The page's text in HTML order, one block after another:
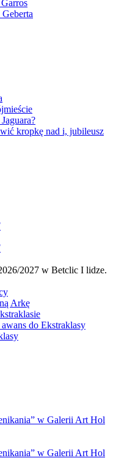
kropkę nad i, jubileusz
2027 w Betclic I lidze.
Arkę
do Ekstraklasy